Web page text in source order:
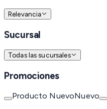
Relevancia
Sucursal
Todas las sucursales
Promociones
Producto NuevoNuevo